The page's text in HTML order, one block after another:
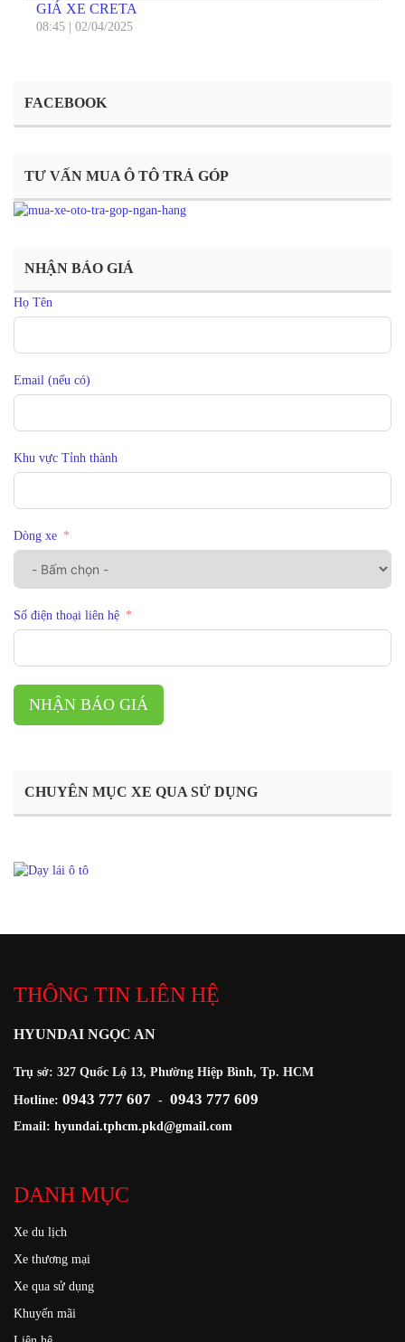
GIÁ XE CRETA
08:45 02/04/2025
FACEBOOK
TƯ VẤN MUA Ô TÔ TRẢ GÓP
NHẬN BÁO GIÁ
Họ Tên
Email (nếu có)
Khu vực Tỉnh thành
Dòng xe
Số điện thoại liên hệ
NHẬN BÁO GIÁ
CHUYÊN MỤC XE QUA SỬ DỤNG
THÔNG TIN LIÊN HỆ
HYUNDAI NGỌC AN
Trụ sở: 327 Quốc Lộ 13, Phường Hiệp Bình, Tp. HCM
Hotline: 0943 777 607 - 0943 777 609
Email: hyundai.tphcm.pkd@gmail.com
DANH MỤC
Xe du lịch
Xe thương mại
Xe qua sử dụng
Khuyến mãi